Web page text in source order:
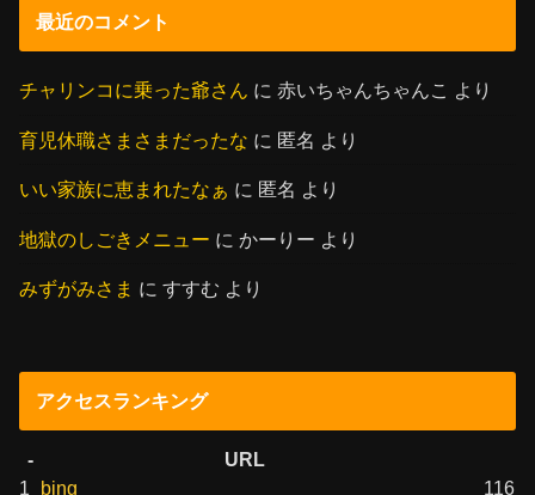
最近のコメント
チャリンコに乗った爺さん に赤いちゃんちゃんこ より
育児休職さまさまだったな に 匿名 より
いい家族に恵まれたなぁ に 匿名 より
地獄のしごきメニュー にかーりー より
みずがみさま にすすむ より
アクセスランキング
-
URL
1
bing
116